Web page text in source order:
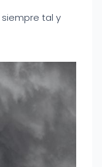
tal y